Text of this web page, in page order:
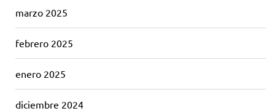
marzo 2025
febrero 2025
enero 2025
diciembre 2024